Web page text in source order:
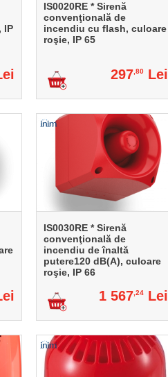
IP
IS0020RE * Sirenă
convenţională de
incendiu cu flash, culoare
roşie, IP 65
297,80 Lei
IS0030RE * Sirenă
convenţională de
incendiu de înaltă
putere120 dB(A), culoare
roşie, IP 66
1 567,24 Lei